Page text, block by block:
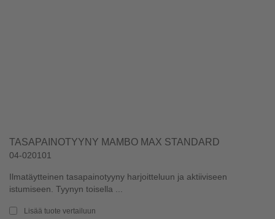
TASAPAINOTYYNY MAMBO MAX STANDARD
04-020101
Ilmatäytteinen tasapainotyyny harjoitteluun ja aktiiviseen
istumiseen. Tyynyn toisella ...
Lisää tuote vertailuun